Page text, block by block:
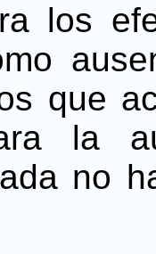
los
que
la
no